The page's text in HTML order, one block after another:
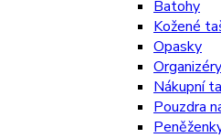
Batohy
Kožené
Opasky
Nákupní
Pouzdra